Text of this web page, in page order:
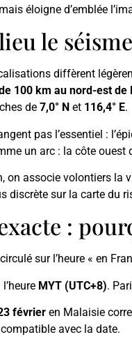
éloigne d’emblée
le
diffèrent
100 km au nord-est de
de 7,0° N et 116,4° E.
pas l’essentiel :
un arc : la côte ouest
on associe volontiers la
discrète sur la carte du
:
sur l’heure « en
MYT (UTC+8).
février en Malaisie
avec la date.